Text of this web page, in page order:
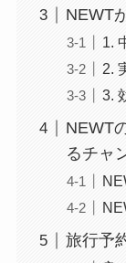
NEWT
1.
2.
3.
NEWT
るチャ
旅行予